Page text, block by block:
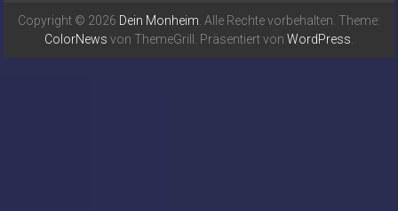
Copyright © 2026 Dein Monheim . Alle Rechte vorbehalten. Theme:
ColorNews von ThemeGrill. Präsentiert von WordPress